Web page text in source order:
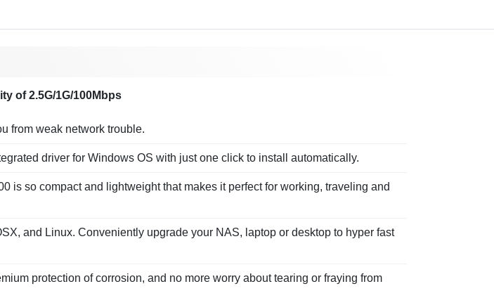
of 2.5G/1G/100Mbps
from weak network trouble.
driver for Windows OS with just one click to install automatically.
is so compact and lightweight that makes it perfect for working, traveling and
and Linux. Conveniently upgrade your NAS, laptop or desktop to hyper fast
protection of corrosion, and no more worry about tearing or fraying from